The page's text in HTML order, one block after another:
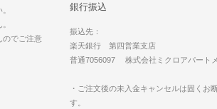
のでご注意
銀行振込
振込先：
楽天銀行 第四営業支店
普通7056097 株式会社ミクロアパート
・ご注文後の未入金キャンセルは固くお
す。